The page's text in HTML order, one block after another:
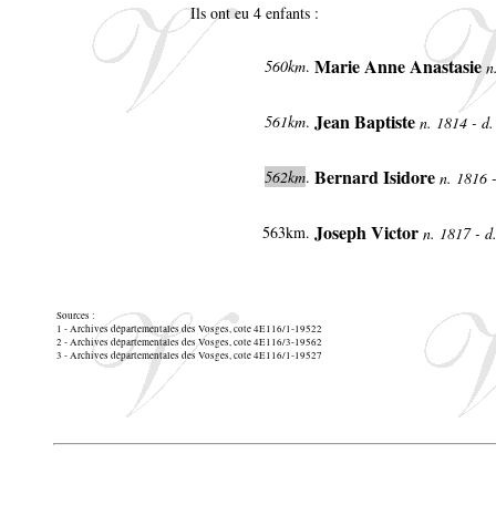
Ils ont eu 4 enfants :
560km. Marie Anne Anastasie
561km. Jean Baptiste n. 1814 -
562km. Bernard Isidore n. 1816
563km. Joseph Victor n. 1817 -
Sources :
1 - Archives départementales des Vosges, cote 4E116/1-19522
2 - Archives départementales des Vosges, cote 4E116/3-19562
3 - Archives départementales des Vosges, cote 4E116/1-19527